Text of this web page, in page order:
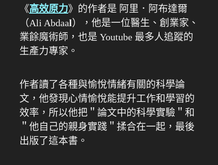
《高效原力》的作者是 阿里．阿布達爾
（Ali Abdaal），他是一位醫生、創業家、
業餘魔術師，也是 Youtube 最多人追蹤的
生產力專家。
作者讀了各種與愉悅情緒有關的科學論
文，他發現心情愉悅能提升工作和學習的
效率，所以他把＂論文中的科學實驗＂和
＂他自己的親身實踐＂揉合在一起，最後
出版了這本書。